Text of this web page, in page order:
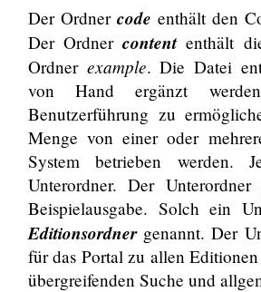
Der Ordnercode enthält den
Der Ordnercontententhält
Ordner example. Die Datei
von Hand ergänzt
Benutzerführung zu
Menge von einer oder
System betrieben werden.
Unterordner. Der
Beispielausgabe. Solch ein
Editionsordnergenannt. Der
für das Portal zu allen
übergreifenden Suche und